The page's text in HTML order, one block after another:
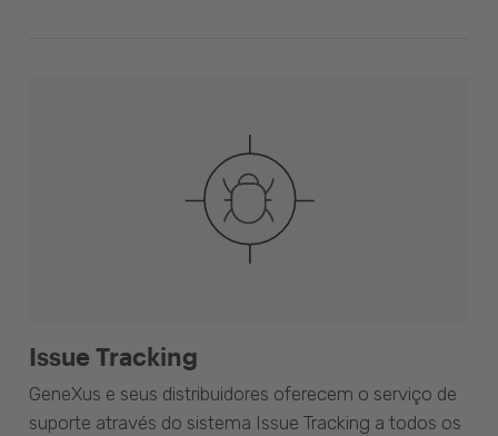
Issue Tracking
GeneXus e seus distribuidores oferecem o serviço de
suporte através do sistema Issue Tracking a todos os